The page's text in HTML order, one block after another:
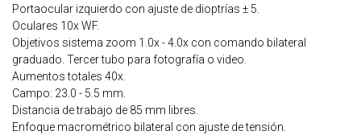
Portaocular izquierdo con ajuste de dioptrías ± 5.
Oculares 10x WF.
Objetivos sistema zoom 1.0x - 4.0x con comando bilateral
graduado. Tercer tubo para fotografía o video.
Aumentos totales 40x.
Campo: 23.0 - 5.5 mm.
Distancia de trabajo de 85 mm libres.
Enfoque macrométrico bilateral con ajuste de tensión.